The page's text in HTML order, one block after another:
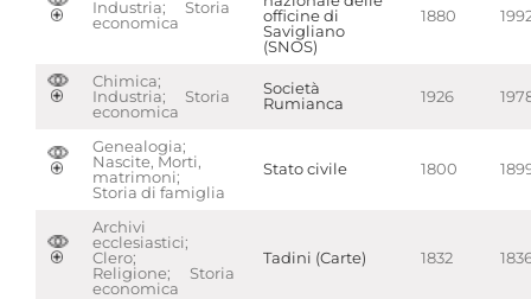
Industria; Storia
economica
officine di
Savigliano
(SNOS)
1880
Chimica;
Industria; Storia
economica
Società
Rumianca
1926
Genealogia;
Nascite, Morti,
matrimoni;
Storia di famiglia
Stato civile 1800
Archivi
ecclesiastici;
Clero;
Religione; Storia
economica
Tadini (Carte) 1832